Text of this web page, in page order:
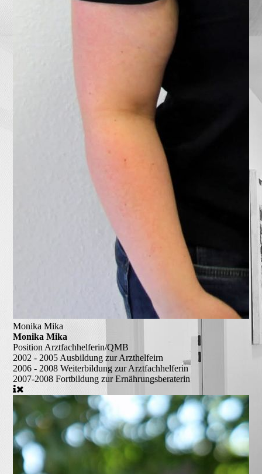
Monika Mika
Monika Mika
Position Arztfachhelferin/QMB
2002 - 2005 Ausbildung zur Arzthelfeirn
2006 - 2008Weiterbildung zur Arztfachhelferin
2007-2008Fortbildung zur Ernährungsberaterin